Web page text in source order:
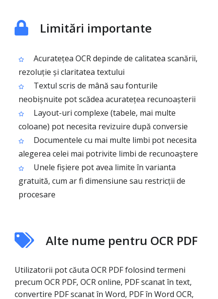
Limitări importante
Acuratețea OCR depinde de calitatea scanării,
rezoluție și claritatea textului
Textul scris de mână sau fonturile
neobișnuite pot scădea acuratețea recunoașterii
Layout-uri complexe (tabele, mai multe
coloane) pot necesita revizuire după conversie
Documentele cu mai multe limbi pot necesita
alegerea celei mai potrivite limbi de recunoaștere
Unele fișiere pot avea limite în varianta
gratuită, cum ar fi dimensiune sau restricții de
procesare
Alte nume pentru OCR PDF
Utilizatorii pot căuta OCR PDF folosind termeni
precum OCR PDF, OCR online, PDF scanat în text,
convertire PDF scanat în Word, PDF în Word OCR,